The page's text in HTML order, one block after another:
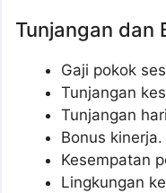
Tunjangan dan
Gaji pokok
Tunjangan
Tunjangan
Bonus kinerja.
Kesempatan
Lingkungan